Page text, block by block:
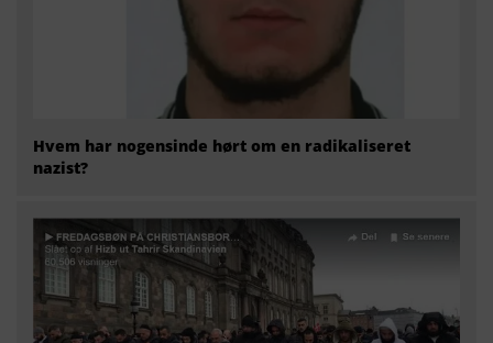
Hvem har nogensinde hørt om en radikaliseret
nazist?